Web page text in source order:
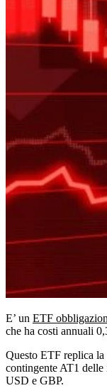
E’ un ETF
che ha costi annuali
Questo ETF replica
contingente AT1
USD e GBP.